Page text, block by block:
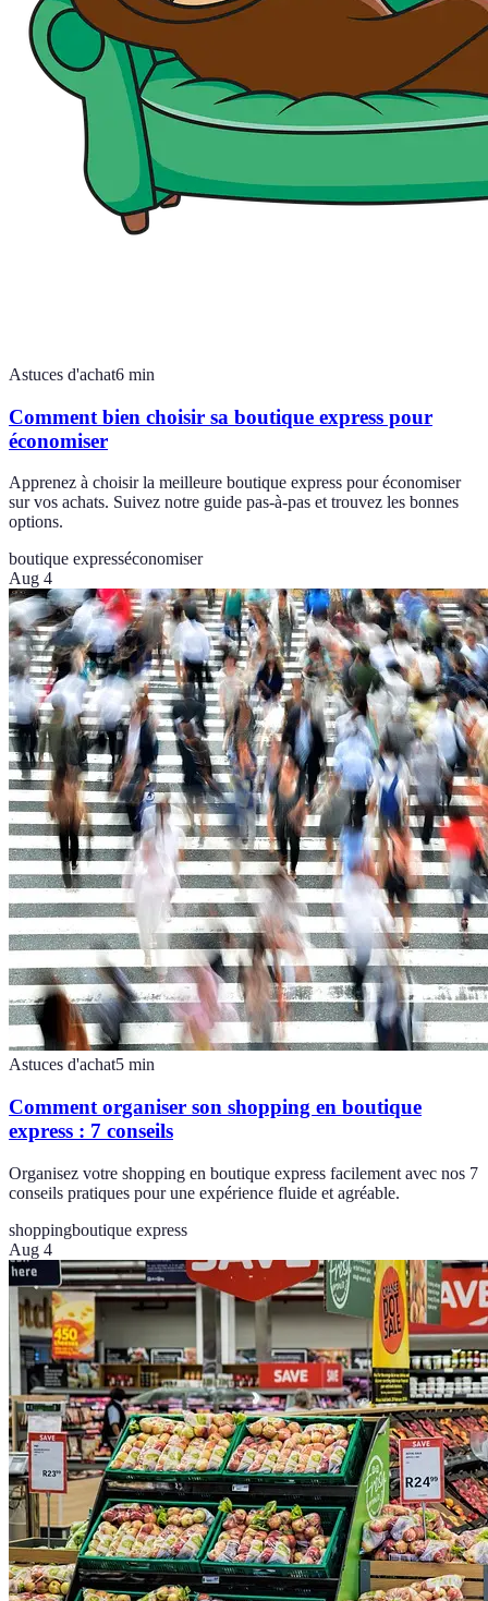
Astuces d'achat6 min
Comment bien choisir sa boutique express pour
économiser
Apprenez à choisir la meilleure boutique express pour économiser
sur vos achats. Suivez notre guide pas-à-pas et trouvez les bonnes
options.
boutique expresséconomiser
Aug 4
Astuces d'achat5 min
Comment organiser son shopping en boutique
express : 7 conseils
Organisez votre shopping en boutique express facilement avec nos 7
conseils pratiques pour une expérience fluide et agréable.
shoppingboutique express
Aug 4